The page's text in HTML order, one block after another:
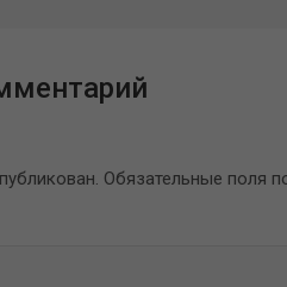
Обязательные поля